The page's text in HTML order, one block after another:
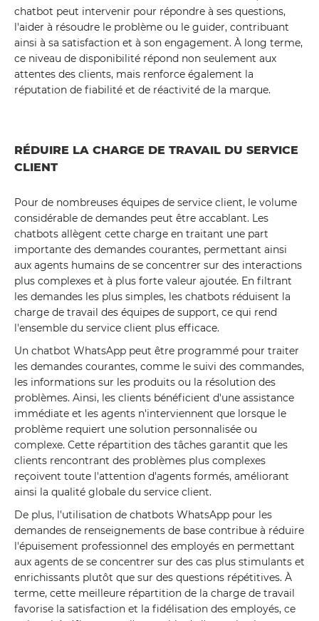
chatbot peut intervenir pour répondre à ses questions,
l'aider à résoudre le problème ou le guider, contribuant
ainsi à sa satisfaction et à son engagement. À long terme,
ce niveau de disponibilité répond non seulement aux
attentes des clients, mais renforce également la
réputation de fiabilité et de réactivité de la marque.
RÉDUIRE LA CHARGE DE TRAVAIL DU SERVICE
CLIENT
Pour de nombreuses équipes de service client, le volume
considérable de demandes peut être accablant. Les
chatbots allègent cette charge en traitant une part
importante des demandes courantes, permettant ainsi
aux agents humains de se concentrer sur des interactions
plus complexes et à plus forte valeur ajoutée. En filtrant
les demandes les plus simples, les chatbots réduisent la
charge de travail des équipes de support, ce qui rend
l'ensemble du service client plus efficace.
Un chatbot WhatsApp peut être programmé pour traiter
les demandes courantes, comme le suivi des commandes,
les informations sur les produits ou la résolution des
problèmes. Ainsi, les clients bénéficient d'une assistance
immédiate et les agents n'interviennent que lorsque le
problème requiert une solution personnalisée ou
complexe. Cette répartition des tâches garantit que les
clients rencontrant des problèmes plus complexes
reçoivent toute l'attention d'agents formés, améliorant
ainsi la qualité globale du service client.
De plus, l'utilisation de chatbots WhatsApp pour les
demandes de renseignements de base contribue à réduire
l'épuisement professionnel des employés en permettant
aux agents de se concentrer sur des cas plus stimulants et
enrichissants plutôt que sur des questions répétitives. À
terme, cette meilleure répartition de la charge de travail
favorise la satisfaction et la fidélisation des employés, ce